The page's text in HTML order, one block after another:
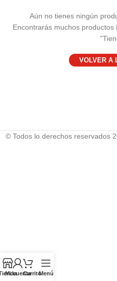
Aún no tienes ningún
Encontrarás muchos
VOLVER A
© Todos lo derechos reservados
Mi cuentaCarritoMenú